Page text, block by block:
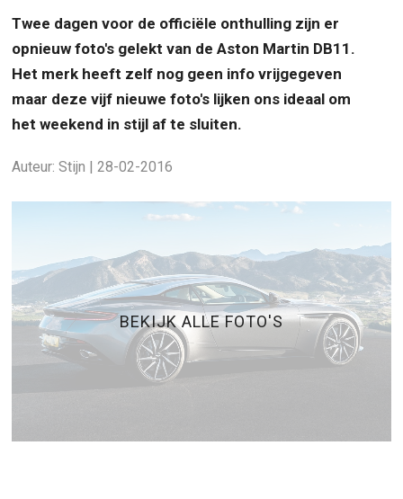
Twee dagen voor de officiële onthulling zijn er
opnieuw foto's gelekt van de Aston Martin DB11.
Het merk heeft zelf nog geen info vrijgegeven
maar deze vijf nieuwe foto's lijken ons ideaal om
het weekend in stijl af te sluiten.
Auteur: Stijn | 28-02-2016
BEKIJK ALLE FOTO'S